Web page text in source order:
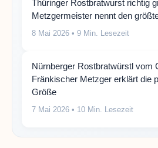
Thüringer Rostbratwurst richtig
Metzgermeister nennt den
8 Mai 2026 • 9 Min. Lesezeit
Nürnberger Rostbratwürstl vom
Fränkischer Metzger erklärt die
Größe
7 Mai 2026 • 10 Min. Lesezeit